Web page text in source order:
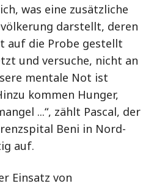
was eine zusätzliche
darstellt, deren
auf die Probe gestellt
und versuche, nicht an
mentale Not ist
kommen Hunger,
...“, zählt Pascal, der
Beni in Nord-
auf.
Einsatz von